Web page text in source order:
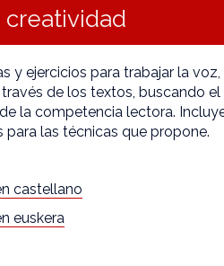
y ejercicios para trabajar la voz,
de los textos, buscando el
la competencia lectora.
las técnicas que propone.
castellano
euskera